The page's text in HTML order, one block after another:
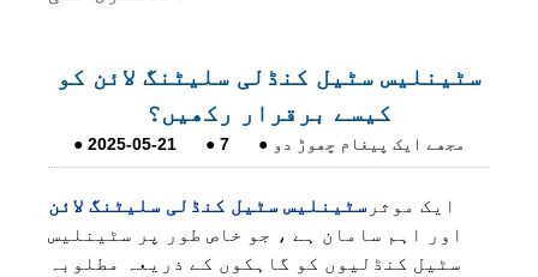
سٹینلیس سٹیل کنڈلی سلیٹنگ لائن کو
کیسے برقرار رکھیں؟
● 2025-05-21 ● 7 ● مجھے ایک پیغام چھوڑ دو
سٹینلیس سٹیل کنڈلی سلیٹنگ لائن ایک موثر
اور اہم سامان ہے ، جو خاص طور پر سٹینلیس
سٹیل کنڈلیوں کو گاہکوں کے ذریعہ مطلوبہ